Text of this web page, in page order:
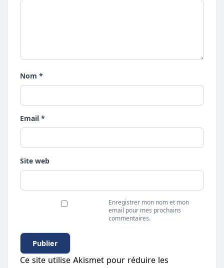
Nom *
Email *
Site web
Enregistrer mon nom et mon
email pour mes prochains
commentaires.
Ce site utilise Akismet pour réduire les